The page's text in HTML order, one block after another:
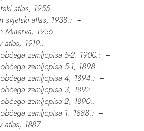
atlas, 1955.: –
svjetski atlas, 1938.: –
Minerva, 1936.: –
atlas, 1919.: –
zemljopisa 5-2, 1900.: –
zemljopisa 5-1, 1898.: –
zemljopisa 4, 1894.: –
zemljopisa 3, 1892.: –
zemljopisa 2, 1890.: –
zemljopisa 1, 1888.: –
atlas, 1887.: –